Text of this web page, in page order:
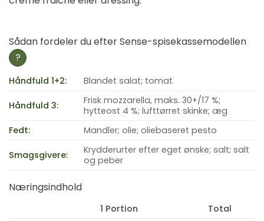
Sådan fordeler du efter Sense-spisekassemodellen
?
Håndfuld 1+2: Blandet salat; tomat
Håndfuld 3:
Frisk mozzarella, maks. 30+/17 %;
hytteost 4 %; lufttørret skinke; æg
Fedt:
Mandler; olie; oliebaseret pesto
Smagsgivere:
Krydderurter efter eget ønske; salt; salt
og peber
Næringsindhold
1 Portion
Total